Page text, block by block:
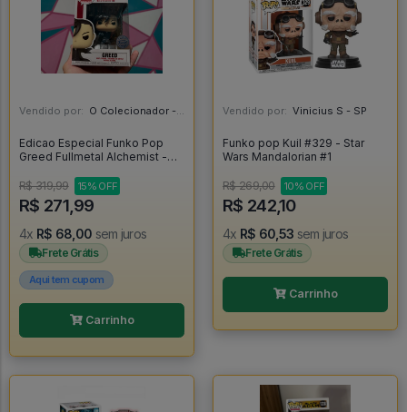
Vendido por: O Colecionador - SP
Edicao Especial Funko Pop
Greed Fullmetal Alchemist -
R$ 319,99
15% OFF
R$ 271,99
4x R$ 68,00 sem juros
Frete Grátis
Aqui tem cupom
Carrinho
Vendido por: Vinicius S - SP
Funko pop Kuil #329 - Star
Wars Mandalorian #1
R$ 269,00 10% OFF
R$ 242,10
4x R$ 60,53 sem juros
Frete Grátis
Carrinho